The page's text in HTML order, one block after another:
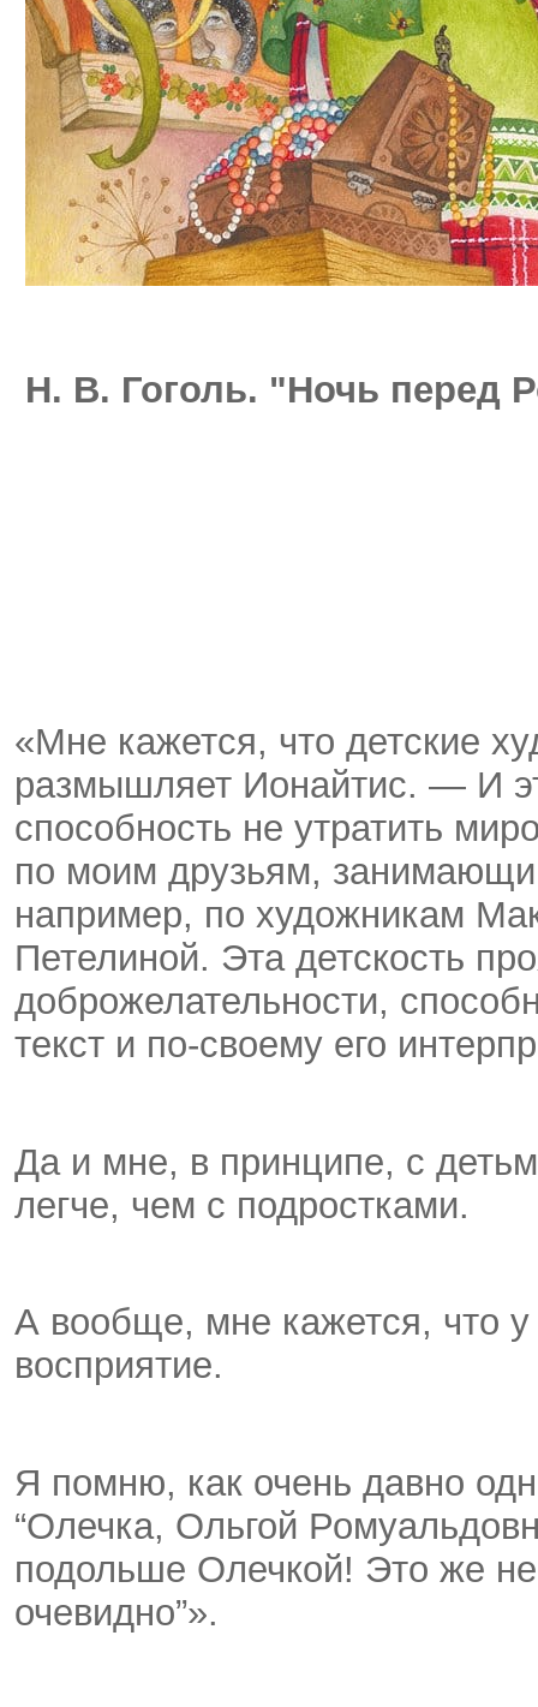
Н. В. Гоголь. "Ночь перед
«Мне кажется, что детские
размышляет Ионайтис. — И
способность не утратить
по моим друзьям,
например, по художникам
Петелиной. Эта детскость
доброжелательности,
текст и по-своему его
Да и мне, в принципе, с
легче, чем с подростками.
А вообще, мне кажется, что у
восприятие.
Я помню, как очень давно
“Олечка, Ольгой
подольше Олечкой! Это же
очевидно”».